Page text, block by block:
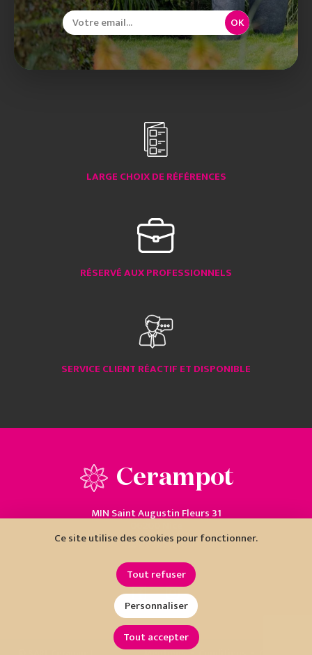
OK
LARGE CHOIX DE RÉFÉRENCES
RÉSERVÉ AUX PROFESSIONNELS
SERVICE CLIENT RÉACTIF ET DISPONIBLE
Cerampot
MIN Saint Augustin Fleurs 31
04 93 18 80 10
Ce site utilise des cookies pour fonctionner.
Tout refuser
Personnaliser
Tout accepter